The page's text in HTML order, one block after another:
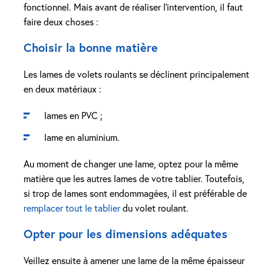
fonctionnel. Mais avant de réaliser l’intervention, il faut
faire deux choses :
Choisir la bonne matière
Les lames de volets roulants se déclinent principalement
en deux matériaux :
lames en PVC ;
lame en aluminium.
Au moment de changer une lame, optez pour la même
matière que les autres lames de votre tablier. Toutefois,
si trop de lames sont endommagées, il est préférable de
remplacer tout le tablierdu volet roulant.
Opter pour les dimensions adéquates
Veillez ensuite à amener une lame de la même épaisseur